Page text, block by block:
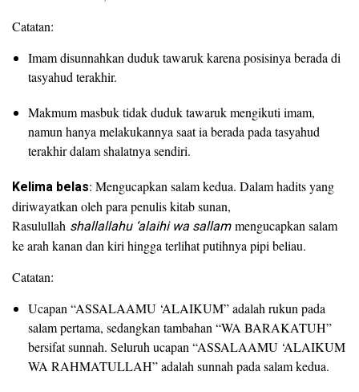
Catatan:
Imam disunnahkan duduk tawaruk karena posisinya berada di
tasyahud terakhir.
Makmum masbuk tidak duduk tawaruk mengikuti imam,
namun hanya melakukannya saat ia berada pada tasyahud
terakhir dalam shalatnya sendiri.
Kelima belas: Mengucapkan salam kedua. Dalam hadits yang
diriwayatkan oleh para penulis kitab sunan,
Rasulullah shallallahu ‘alaihi wa sallammengucapkan salam
ke arah kanan dan kiri hingga terlihat putihnya pipi beliau.
Catatan:
Ucapan “ASSALAAMU ‘ALAIKUM” adalah rukun pada
salam pertama, sedangkan tambahan “WA BARAKATUH”
bersifat sunnah. Seluruh ucapan “ASSALAAMU ‘ALAIKUM
WA RAHMATULLAH” adalah sunnah pada salam kedua.